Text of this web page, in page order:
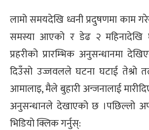
लामो समयदेखि ध्वनी प्रदुषणमा काम
समस्या आएको र डेढ २ महिनादेखि
प्रहरीको प्रारम्भिक अनुसन्धानमा
दिउँसो उज्जवलले घटना घटाई तेश्रो
आमालाइ, मैले बुहारी अन्जनालाई
अनुसन्धानले देखाएको छ ।पछिल्लो
भिडियो क्लिक गर्नुस्: